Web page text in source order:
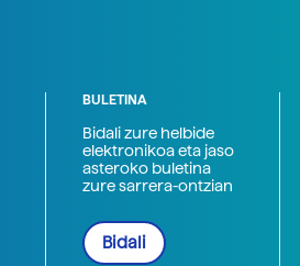
BULETINA
Bidali zure helbide
elektronikoa eta jaso
asteroko buletina
zure sarrera-ontzian
Bidali